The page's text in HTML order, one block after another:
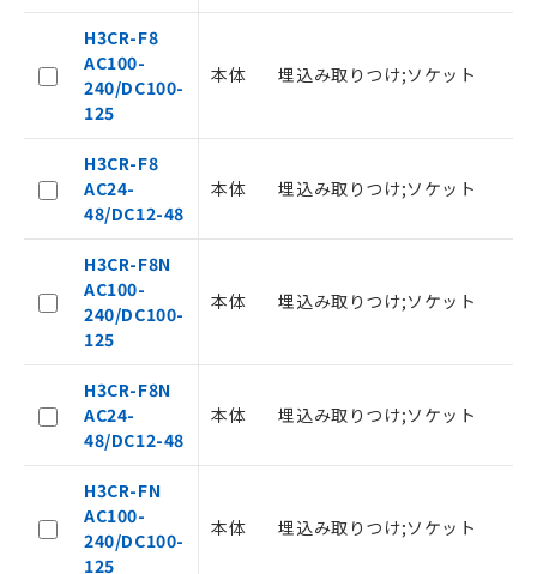
H3CR-F8
AC100-
240/DC100-
125
本体 埋込み取りつけ;ソケット
H3CR-F8
AC24-
48/DC12-48
本体 埋込み取りつけ;ソケット
H3CR-F8N
AC100-
240/DC100-
125
本体 埋込み取りつけ;ソケット
H3CR-F8N
AC24-
48/DC12-48
本体 埋込み取りつけ;ソケット
H3CR-FN
AC100-
240/DC100-
125
本体 埋込み取りつけ;ソケット
ご利用条件
以下の条件をお読みいただき、同意のうえ